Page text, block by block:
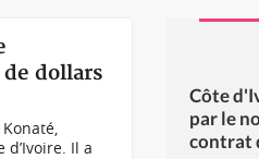
dollars
Il a
Côte
par le
contrat